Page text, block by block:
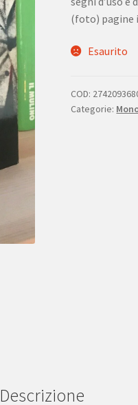
(foto) pagine
Esaurito
COD:
Categorie:
Descrizione